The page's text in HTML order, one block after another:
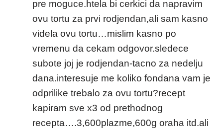
pre moguce.htela bi cerkici da napravim
ovu tortu za prvi rodjendan,ali sam kasno
videla ovu tortu…mislim kasno po
vremenu da cekam odgovor.sledece
subote joj je rodjendan-tacno za nedelju
dana.interesuje me koliko fondana vam je
odprilike trebalo za ovu tortu?recept
kapiram sve x3 od prethodnog
recepta….3,600plazme,600g oraha itd.ali